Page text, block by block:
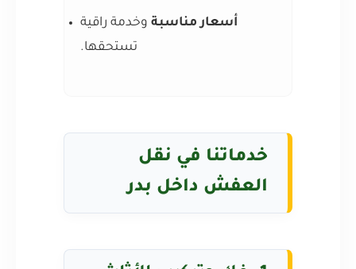
أسعار مناسبة وخدمة راقية
تستحقها.
خدماتنا في نقل
العفش داخل بدر